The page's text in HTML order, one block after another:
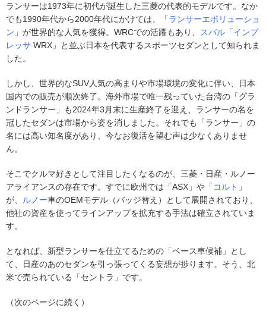
ランサーは1973年に初代が誕生した三菱の代表的モデルです。なか
でも1990年代から2000年代にかけては、「ランサーエボリューショ
ン 」が世界的な人気を獲得。WRCでの活躍もあり、 スバル 「インプ
レッサ WRX」と並ぶ日本を代表するスポーツセダンとして知られま
した。
しかし、世界的なSUV人気の高まりや市場環境の変化に伴い、日本
国内での販売が順次終了。海外市場で唯一残っていた台湾の「グラ
ンドランサー」も2024年3月末に生産終了を迎え、ランサーの名を
冠したセダンは市場から姿を消しました。それでも「ランサー」の
名には高い知名度があり、今なお復活を望む声は少なくありませ
ん。
そこでクルマ好きとして注目したくなるのが、三菱・日産・ルノー
アライアンスの存在です。すでに欧州では「ASX」や「 コルト 」
が、
ルノー車のOEMモデル（バッジ替え）として展開されており、
他社の資産を使ってラインアップを拡充する手法は確立されていま
す。
となれば、新型ランサーを仕立てるための「ベース車候補」とし
て、日産のあのセダンを引っ張ってくる妄想が捗ります。そう、北
米で売られている「セントラ」です。
（次のページに続く）